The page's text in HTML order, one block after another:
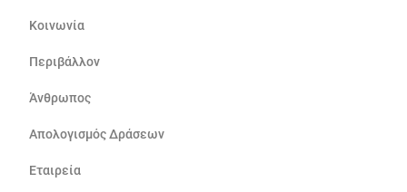
Κοινωνία
Περιβάλλον
Άνθρωπος
Απολογισμός Δράσεων
Εταιρεία